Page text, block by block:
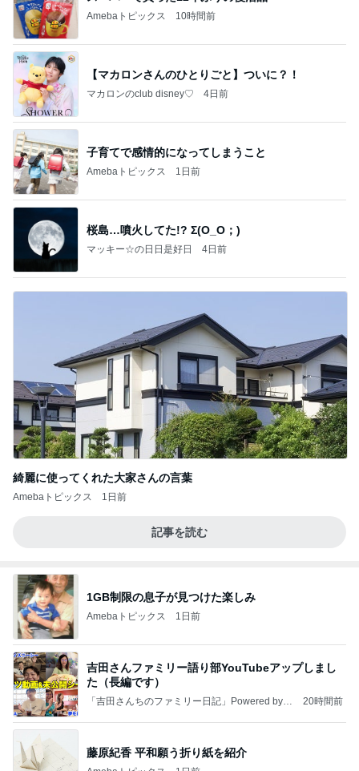
Amebaトピックス 10時間前
【マカロンさんのひとりごと】ついに？！
マカロンのclub disney♡ 4日前
子育てで感情的になってしまうこと
Amebaトピックス 1日前
桜島…噴火してた!? Σ(O_O；)
マッキー☆の日日是好日 4日前
綺麗に使ってくれた大家さんの言葉
Amebaトピックス 1日前
記事を読む
1GB制限の息子が見つけた楽しみ
Amebaトピックス 1日前
吉田さんファミリー語り部YouTubeアップしまし
た（長編です）
「吉田さんちのファミリー日記」Powered by A
20時間前
藤原紀香 平和願う折り紙を紹介